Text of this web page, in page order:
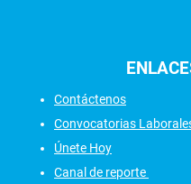
Contáctenos
Convocatorias
Únete Hoy
Canal de reporte